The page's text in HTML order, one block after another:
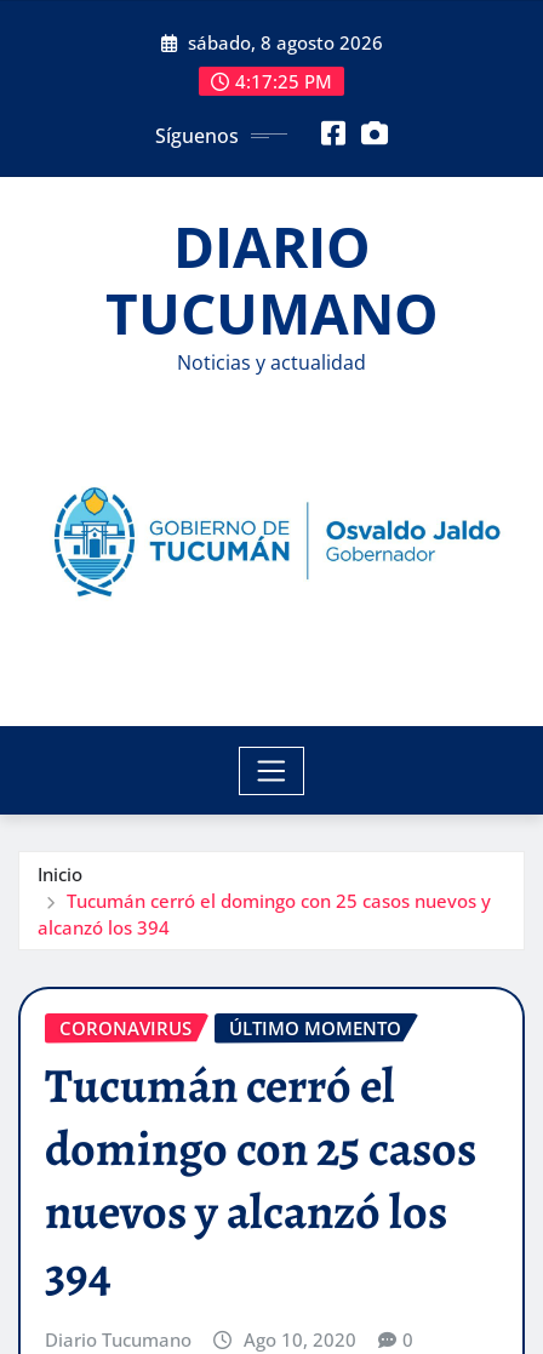
sábado, 8 agosto 2026
4:17:26 PM
Síguenos
DIARIO
TUCUMANO
Noticias y actualidad
Inicio
Tucumán cerró el domingo con 25 casos nuevos y
alcanzó los 394
CORONAVIRUS ÚLTIMO MOMENTO
Tucumán cerró el
domingo con 25 casos
nuevos y alcanzó los
394
Diario Tucumano Ago 10, 2020 0